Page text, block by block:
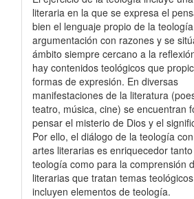
literaria en la que se expresa el
bien el lenguaje propio de la
argumentación con razones y se
ámbito siempre cercano a la
hay contenidos teológicos que
formas de expresión. En diversas
manifestaciones de la literatura
teatro, música, cine) se encuentran
pensar el misterio de Dios y el
Por ello, el diálogo de la teología
artes literarias es enriquecedor
teología como para la comprensión
literarias que tratan temas
incluyen elementos de teología.